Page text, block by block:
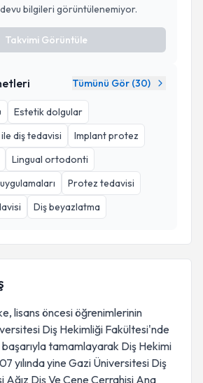
bilgileri görüntülenemiyor.
Takvimi Görüntüle
Tümünü Gör (30)
Estetik dolgular
diş tedavisi
Implant protez
Lingual ortodonti
Protez tedavisi
Diş beyazlatma
lisans öncesi öğrenimlerinin
Diş Hekimliği Fakültesi'nde
başarıyla tamamlayarak Diş Hekimi
yılında yine Gazi Üniversitesi Diş
Ağız Diş Ve Çene Cerrahisi Ana